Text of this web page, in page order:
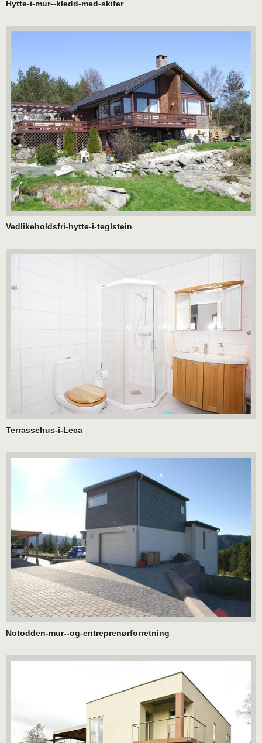
Hytte-i-mur--kledd-med-skifer
Vedlikeholdsfri-hytte-i-teglstein
Terrassehus-i-Leca
Notodden-mur--og-entreprenørforretning